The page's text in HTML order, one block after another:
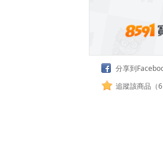
分享到
追蹤該商品（6